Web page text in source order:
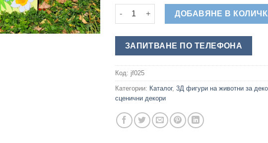
количество за Дърво с Кученце - Обемна
ДОБАВЯНЕ В
ЗАПИТВАНЕ ПО ТЕЛЕФОНА
Код: jf025
Категории: Каталог, 3Д фигури на животни за
сценични декори